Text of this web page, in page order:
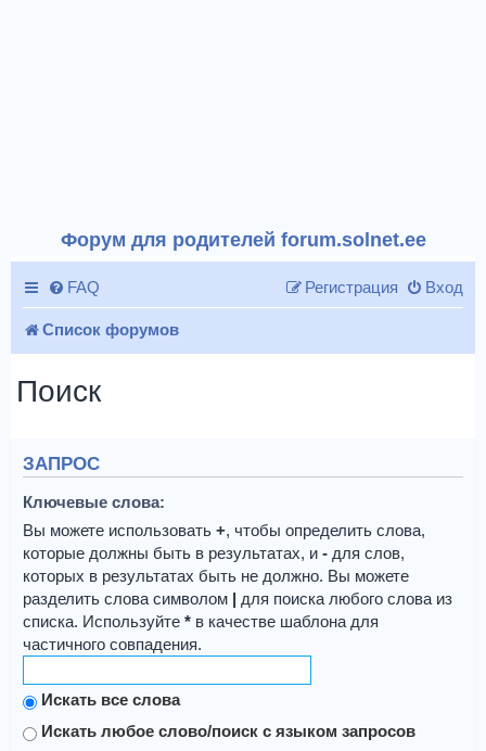
Форум для родителей forum.solnet.ee
FAQ Вход
Регистрация
Список форумов
Поиск
ЗАПРОС
Ключевые слова:
Вы можете использовать +, чтобы определить слова,
которые должны быть в результатах, и - для слов,
которых в результатах быть не должно. Вы можете
разделить слова символом | для поиска любого слова из
списка. Используйте * в качестве шаблона для
частичного совпадения.
Искать все слова
Искать любое слово/поиск с языком запросов